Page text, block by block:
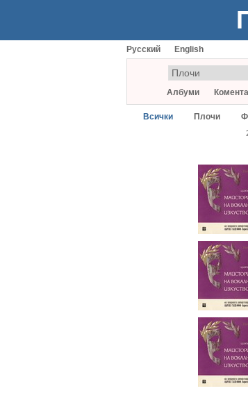
Русский English
Албуми
Всички Плочи